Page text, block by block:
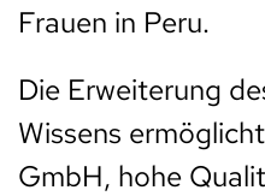
Frauen in Peru.
Die Erweiterung
Wissens
GmbH, hohe